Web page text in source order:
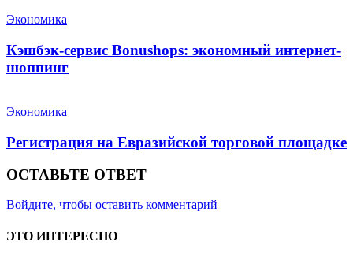
Экономика
Кэшбэк-сервис Bonushops: экономный интернет-
шоппинг
Экономика
Регистрация на Евразийской торговой площадке
ОСТАВЬТЕ ОТВЕТ
Войдите, чтобы оставить комментарий
ЭТО ИНТЕРЕСНО